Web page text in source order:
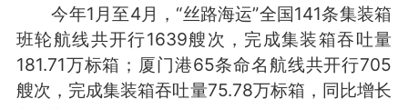
今年1月至4月，“丝路海运”全国141条集装箱
班轮航线共开行1639艘次，完成集装箱吞吐量
181.71万标箱；厦门港65条命名航线共开行705
艘次，完成集装箱吞吐量75.78万标箱，同比增长